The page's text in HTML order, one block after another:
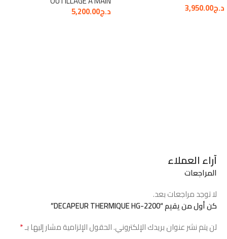
د.ج3,950.00 د.ج5,200.00
آراء العملاء
المراجعات
لا توجد مراجعات بعد.
كن أول من يقيم “DECAPEUR THERMIQUE HG-2200”
لن يتم نشر عنوان بريدك الإلكتروني.الحقول الإلزامية مشار إليها بـ*